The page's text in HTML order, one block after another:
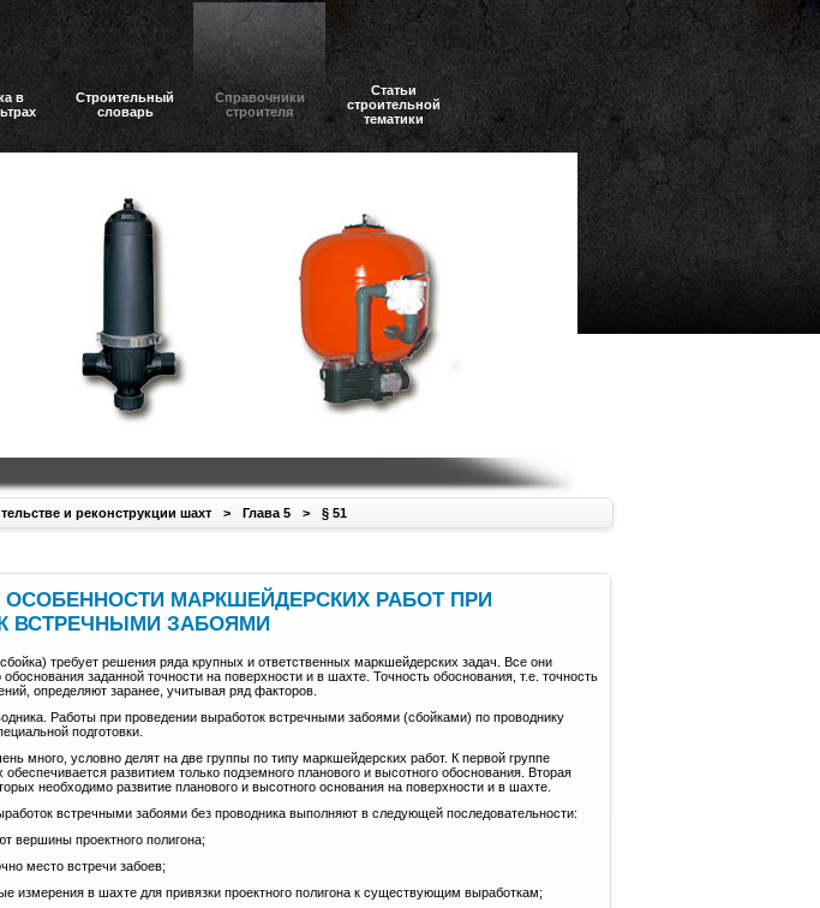
в
Строительный
словарь
Справочники
строителя
Статьи
строительной
тематики
и реконструкции шахт > Глава 5 > § 51
ОСОБЕННОСТИ МАРКШЕЙДЕРСКИХ РАБОТ ПРИ
ВСТРЕЧНЫМИ ЗАБОЯМИ
требует решения ряда крупных и ответственных маркшейдерских задач. Все они
заданной точности на поверхности и в шахте. Точность обоснования, т.е. точность
определяют заранее, учитывая ряд факторов.
Работы при проведении выработок встречными забоями (сбойками) по проводнику
подготовки.
много, условно делят на две группы по типу маркшейдерских работ. К первой группе
развитием только подземного планового и высотного обоснования. Вторая
необходимо развитие планового и высотного основания на поверхности и в шахте.
встречными забоями без проводника выполняют в следующей последовательности:
вершины проектного полигона;
место встречи забоев;
измерения в шахте для привязки проектного полигона к существующим выработкам;